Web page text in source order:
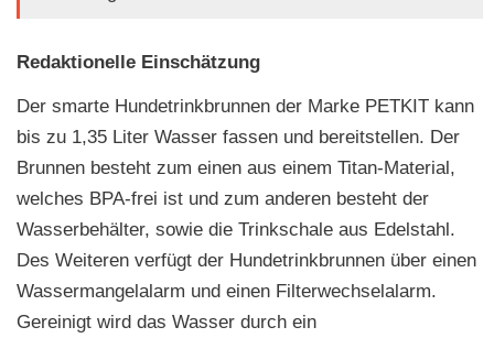
Redaktionelle Einschätzung
Der smarte Hundetrinkbrunnen der Marke PETKIT kann
bis zu 1,35 Liter Wasser fassen und bereitstellen. Der
Brunnen besteht zum einen aus einem Titan-Material,
welches BPA-frei ist und zum anderen besteht der
Wasserbehälter, sowie die Trinkschale aus Edelstahl.
Des Weiteren verfügt der Hundetrinkbrunnen über einen
Wassermangelalarm und einen Filterwechselalarm.
Gereinigt wird das Wasser durch ein